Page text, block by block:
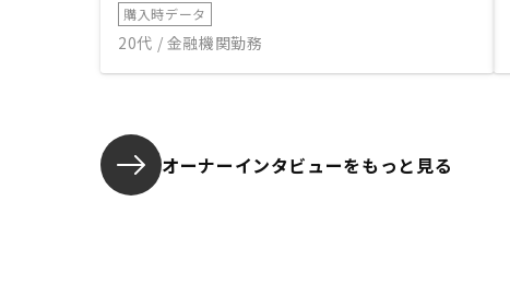
購入時データ
20代 / 金融機関勤務
オーナーインタビューをもっと見る